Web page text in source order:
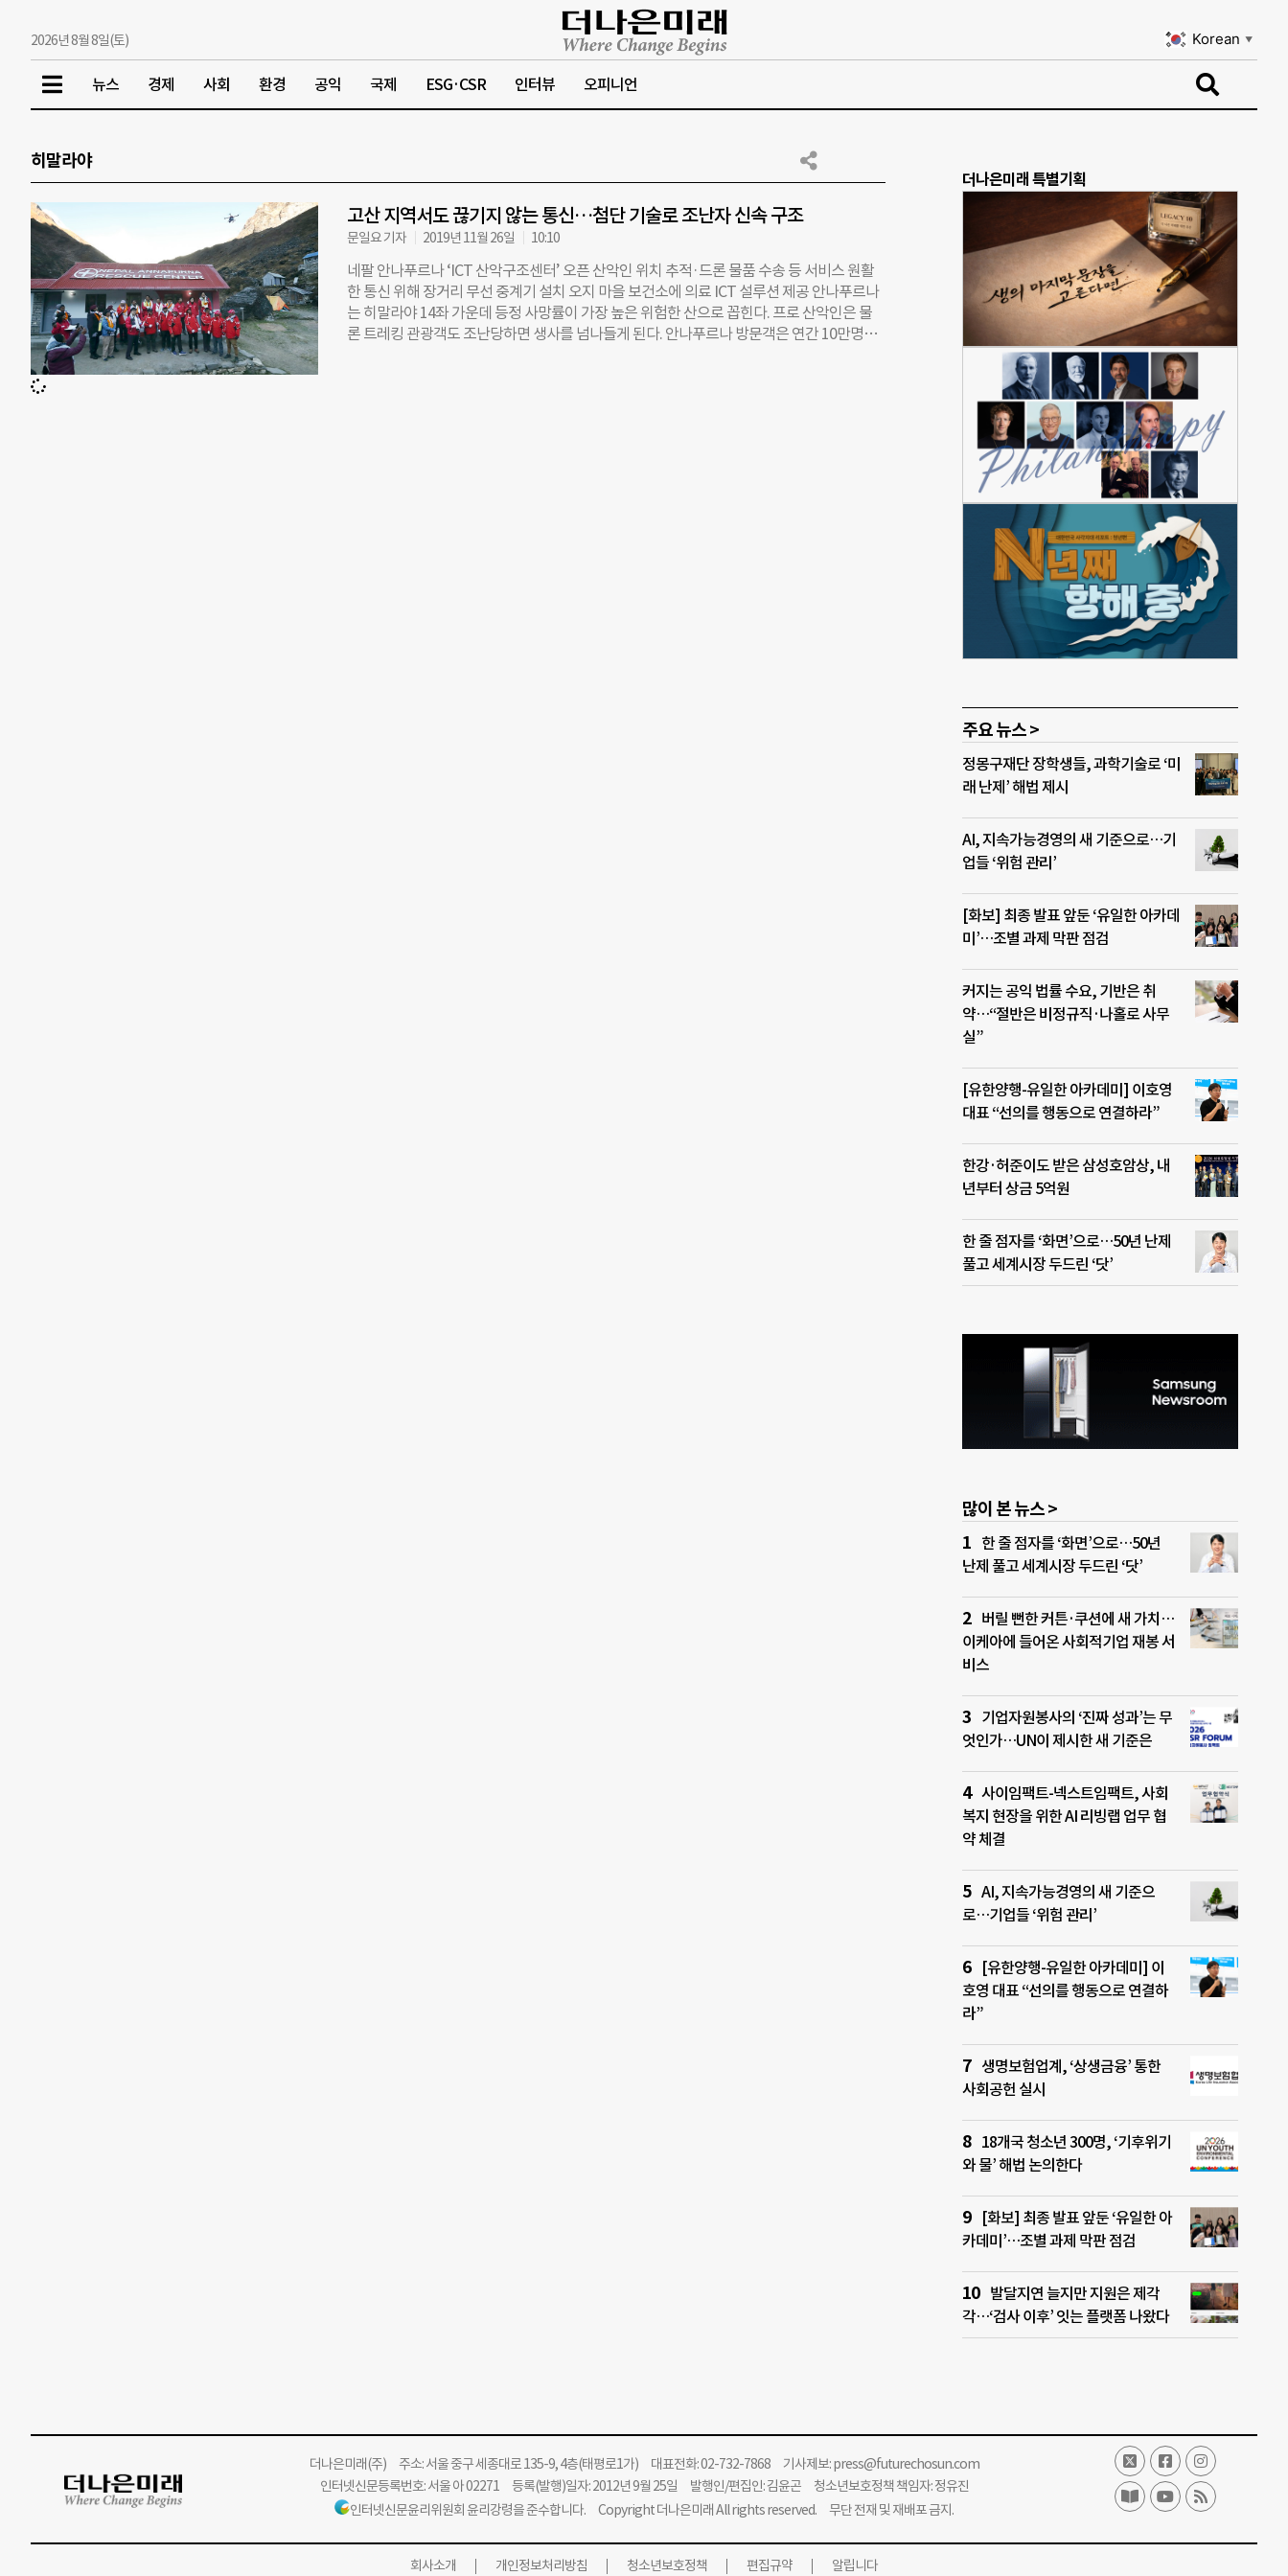
2026년 8월 8일(토) Korean ▼
뉴스 경제 사회 환경 공익 국제 ESG·CSR 인터뷰 오피니언
히말라야
고산 지역서도 끊기지 않는 통신…첨단 기술로 조난자 신속 구조
문일요 기자 2019년 11월 26일 10:10
네팔 안나푸르나 ‘ICT 산악구조센터’ 오픈 산악인 위치 추적·드론 물품 수송 등 서비스 원활
한 통신 위해 장거리 무선 중계기 설치 오지 마을 보건소에 의료 ICT 설루션 제공 안나푸르나
는 히말라야 14좌 가운데 등정 사망률이 가장 높은 위험한 산으로 꼽힌다. 프로 산악인은 물
론 트레킹 관광객도 조난당하면 생사를 넘나들게 된다. 안나푸르나 방문객은 연간 10만명이
더나은미래 특별기획
주요 뉴스 >
정몽구재단 장학생들, 과학기술로 ‘미
래 난제’ 해법 제시
AI, 지속가능경영의 새 기준으로…기
업들 ‘위험 관리’
[화보] 최종 발표 앞둔 ‘유일한 아카데
미’…조별 과제 막판 점검
커지는 공익 법률 수요, 기반은 취
약…“절반은 비정규직·나홀로 사무
실”
[유한양행-유일한 아카데미] 이호영
대표 “선의를 행동으로 연결하라”
한강·허준이도 받은 삼성호암상, 내
년부터 상금 5억원
한 줄 점자를 ‘화면’으로…50년 난제
풀고 세계시장 두드린 ‘닷’
많이 본 뉴스 >
한 줄 점자를 ‘화면’으로…50년
난제 풀고 세계시장 두드린 ‘닷’
버릴 뻔한 커튼·쿠션에 새 가치…
이케아에 들어온 사회적기업 재봉 서
비스
기업자원봉사의 ‘진짜 성과’는 무
엇인가…UN이 제시한 새 기준은
사이임팩트-넥스트임팩트, 사회
복지 현장을 위한 AI 리빙랩 업무 협
약 체결
AI, 지속가능경영의 새 기준으
로…기업들 ‘위험 관리’
[유한양행-유일한 아카데미] 이
호영 대표 “선의를 행동으로 연결하
라”
생명보험업계, ‘상생금융’ 통한
사회공헌 실시
18개국 청소년 300명, ‘기후위기
와 물’ 해법 논의한다
[화보] 최종 발표 앞둔 ‘유일한 아
카데미’…조별 과제 막판 점검
발달지연 늘지만 지원은 제각
각…‘검사 이후’ 잇는 플랫폼 나왔다
더나은미래(주)주소: 서울 중구 세종대로 135-9, 4층(태평로1가) 대표전화: 02-732-7868 기사제보:press@futurechosun.com
인터넷신문등록번호: 서울 아 02271 등록(발행)일자: 2012년 9월 25일 발행인/편집인: 김윤곤 청소년보호정책 책임자: 정유진
인터넷신문윤리위원회 윤리강령을 준수합니다. Copyright 더나은미래 All rights reserved. 무단 전재 및 재배포 금지.
회사소개 개인정보처리방침 청소년보호정책 편집규약 알립니다